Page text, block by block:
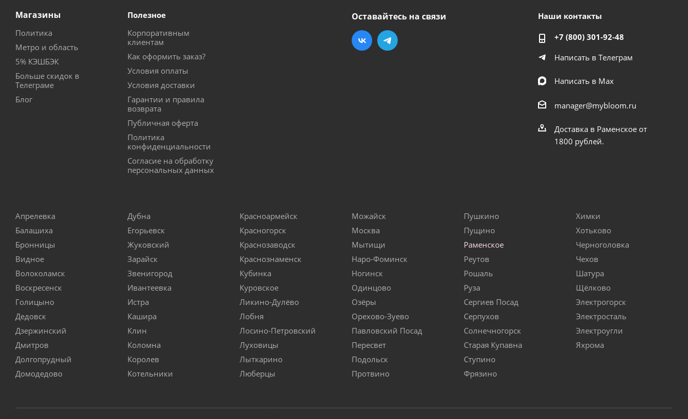
Магазины
Политика
Метро и область
5% КЭШБЭК
Больше скидок в
Телеграме
Блог
Полезное
Корпоративным
клиентам
Как оформить заказ?
Условия оплаты
Условия доставки
Гарантии и правила
возврата
Публичная оферта
Политика
конфиденциальности
Согласие на обработку
персональных данных
Оставайтесь на связи Наши контакты
+7 (800) 301-92-48
Написать в Телеграм
Написать в Мах
manager@mybloom.ru
Доставка в Раменское от
1800 рублей.
Апрелевка
Балашиха
Бронницы
Видное
Волоколамск
Воскресенск
Голицыно
Дедовск
Дзержинский
Дмитров
Долгопрудный
Домодедово
Дубна
Егорьевск
Жуковский
Зарайск
Звенигород
Ивантеевка
Истра
Кашира
Клин
Коломна
Королев
Котельники
Красноармейск
Красногорск
Краснозаводск
Краснознаменск
Кубинка
Куровское
Ликино-Дулёво
Лобня
Лосино-Петровский
Луховицы
Лыткарино
Люберцы
Можайск
Москва
Мытищи
Наро-Фоминск
Ногинск
Одинцово
Озёры
Орехово-Зуево
Павловский Посад
Пересвет
Подольск
Протвино
Пушкино
Пущино
Раменское
Реутов
Рошаль
Руза
Сергиев Посад
Серпухов
Солнечногорск
Старая Купавна
Ступино
Фрязино
Химки
Хотьково
Черноголовка
Чехов
Шатура
Щёлково
Электрогорск
Электросталь
Электроугли
Яхрома